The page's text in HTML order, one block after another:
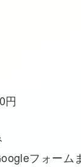
円
フォーム